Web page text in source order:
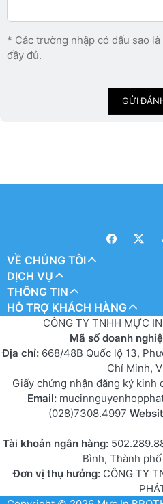
* Các trường nhập có dấu sao
đầy đủ.
GỬI
VỀ CHÚNG TÔI
DỊCH VỤ
THÔNG TIN
HỖ TRỢ KHÁCH HÀNG
CÔNG TY TNHH MỰC
Mã số doanh
Địa chỉ: 668/48B Quốc lộ 13,
Chí Minh,
Giấy chứng nhận đăng ký kinh
Email:
(028)7308.4997
Tài khoản ngân hàng:
Bình, Thành
Đơn vị thụ hưởng:CÔNG TY